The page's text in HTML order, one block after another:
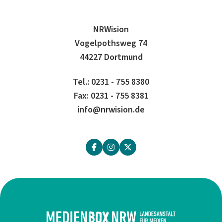
NRWision
Vogelpothsweg 74
44227 Dortmund
Tel.: 0231 - 755 8380
Fax: 0231 - 755 8381
info@nrwision.de